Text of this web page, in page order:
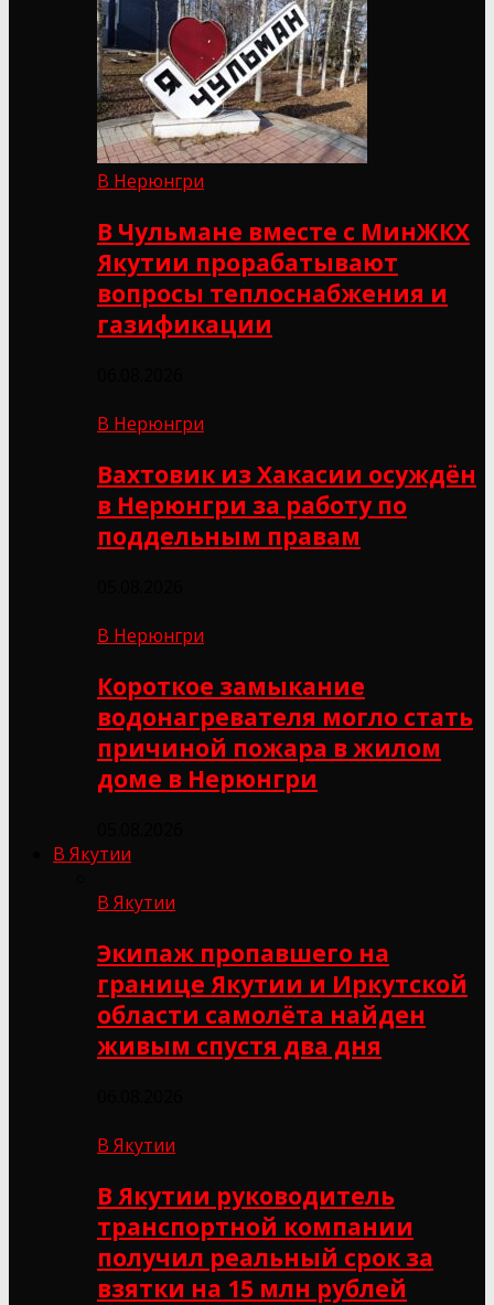
В Нерюнгри
В Чульмане вместе с МинЖКХ
Якутии прорабатывают
вопросы теплоснабжения и
газификации
В Нерюнгри
Вахтовик из Хакасии осуждён
в Нерюнгри за работу по
поддельным правам
В Нерюнгри
Короткое замыкание
водонагревателя могло стать
причиной пожара в жилом
доме в Нерюнгри
В Якутии
В Якутии
Экипаж пропавшего на
границе Якутии и Иркутской
области самолёта найден
живым спустя два дня
В Якутии
В Якутии руководитель
транспортной компании
получил реальный срок за
взятки на 15 млн рублей